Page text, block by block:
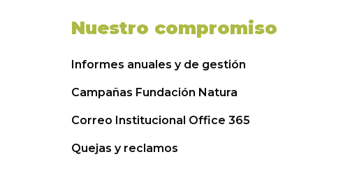
Nuestro compromiso
Informes anuales y de gestión
Campañas Fundación Natura
Correo Institucional Office 365
Quejas y reclamos